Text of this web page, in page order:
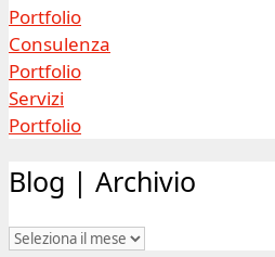
Portfolio
Consulenza
Portfolio
Servizi
Portfolio
Blog | Archivio
Blog